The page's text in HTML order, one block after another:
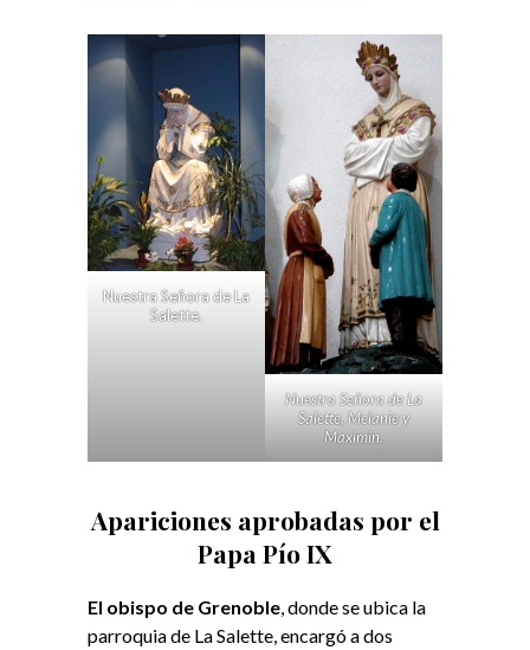
Nuestra Señora de La
Salette.
Nuestra Señora de La
Salette,Melanie y
Maximin.
Apariciones aprobadas por el
Papa Pío IX
El obispo de Grenoble , donde se ubica la
parroquia de La Salette, encargó a dos